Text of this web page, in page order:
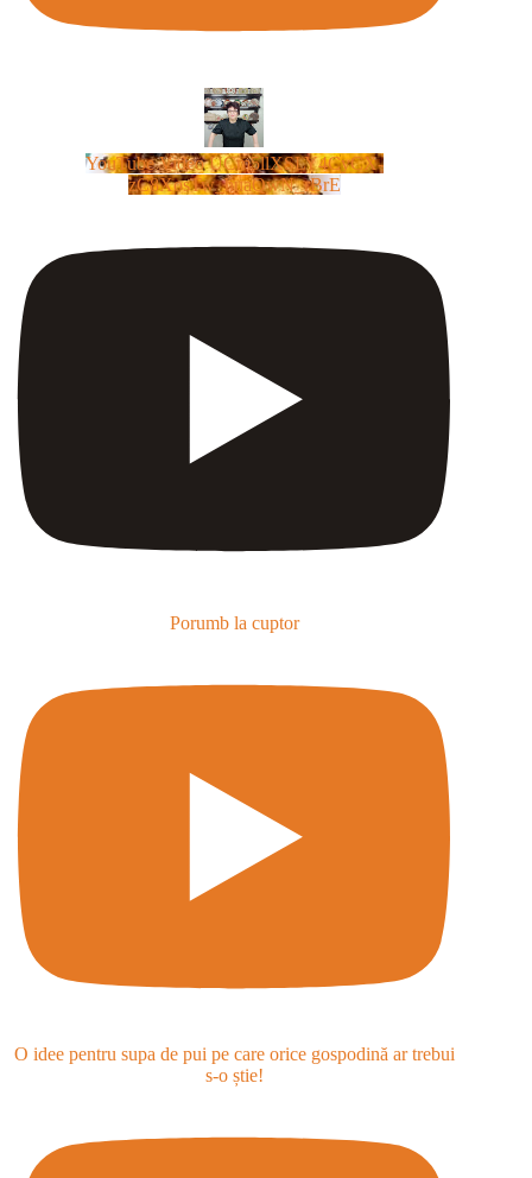
YouTube Video UCm5llXSLY4CyCX-
zC8XosTw_huaQwN_rBrE
Porumb la cuptor
O idee pentru supa de pui pe care orice gospodină ar trebui
s-o știe!